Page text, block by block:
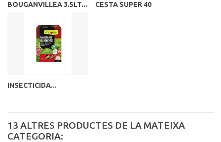
BOUGANVILLEA 3.5LT... CESTA SUPER 40
INSECTICIDA...
13 ALTRES PRODUCTES DE LA MATEIXA
CATEGORIA: